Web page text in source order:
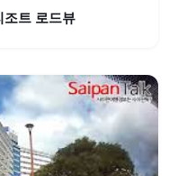
트 로드뷰